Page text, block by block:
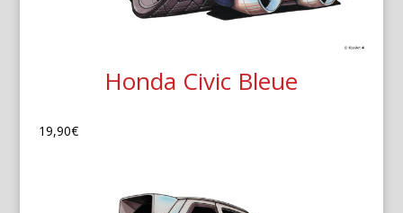
Honda Civic Bleue
19,90€